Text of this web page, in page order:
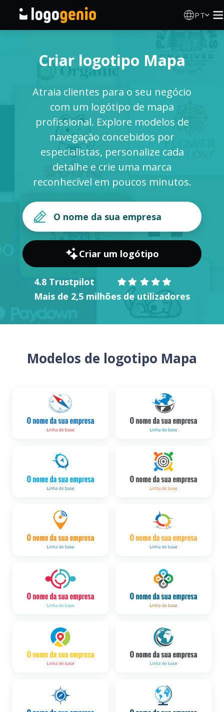
PT
Gerador de logótipos IA
Ideias de logótipos
Produtos impressos
INICIAR SESSÃO
Criar logotipo Mapa
Atraia clientes para o seu negócio
com um logótipo de mapa
profissional. Explore modelos de
navegação concebidos por
especialistas, personalize cada
detalhe e crie uma marca
reconhecível em poucos minutos.
Criar um logótipo
4.8 Trustpilot
Mais de 2,5 milhões de utilizadores
Modelos de logotipo Mapa